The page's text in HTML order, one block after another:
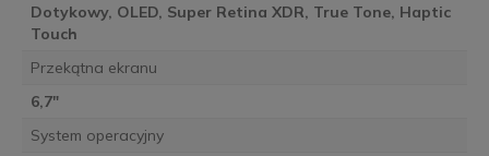
Dotykowy, OLED, Super Retina XDR, True Tone, Haptic
Touch
Przekątna ekranu
6,7"
System operacyjny